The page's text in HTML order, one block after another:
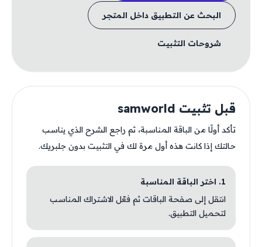
البحث عن التطبيق داخل المتجر
شروحات التثبيت
قبل تثبيت samworld
تأكد أولًا من الباقة المناسبة، ثم راجع الشرح الذي يناسب
حالتك إذا كانت هذه أول مرة لك في التثبيت بدون جلبريك.
1. اختر الباقة المناسبة
انتقل إلى صفحة الباقات ثم فعّل الاشتراك المناسب
لتحميل التطبيق.